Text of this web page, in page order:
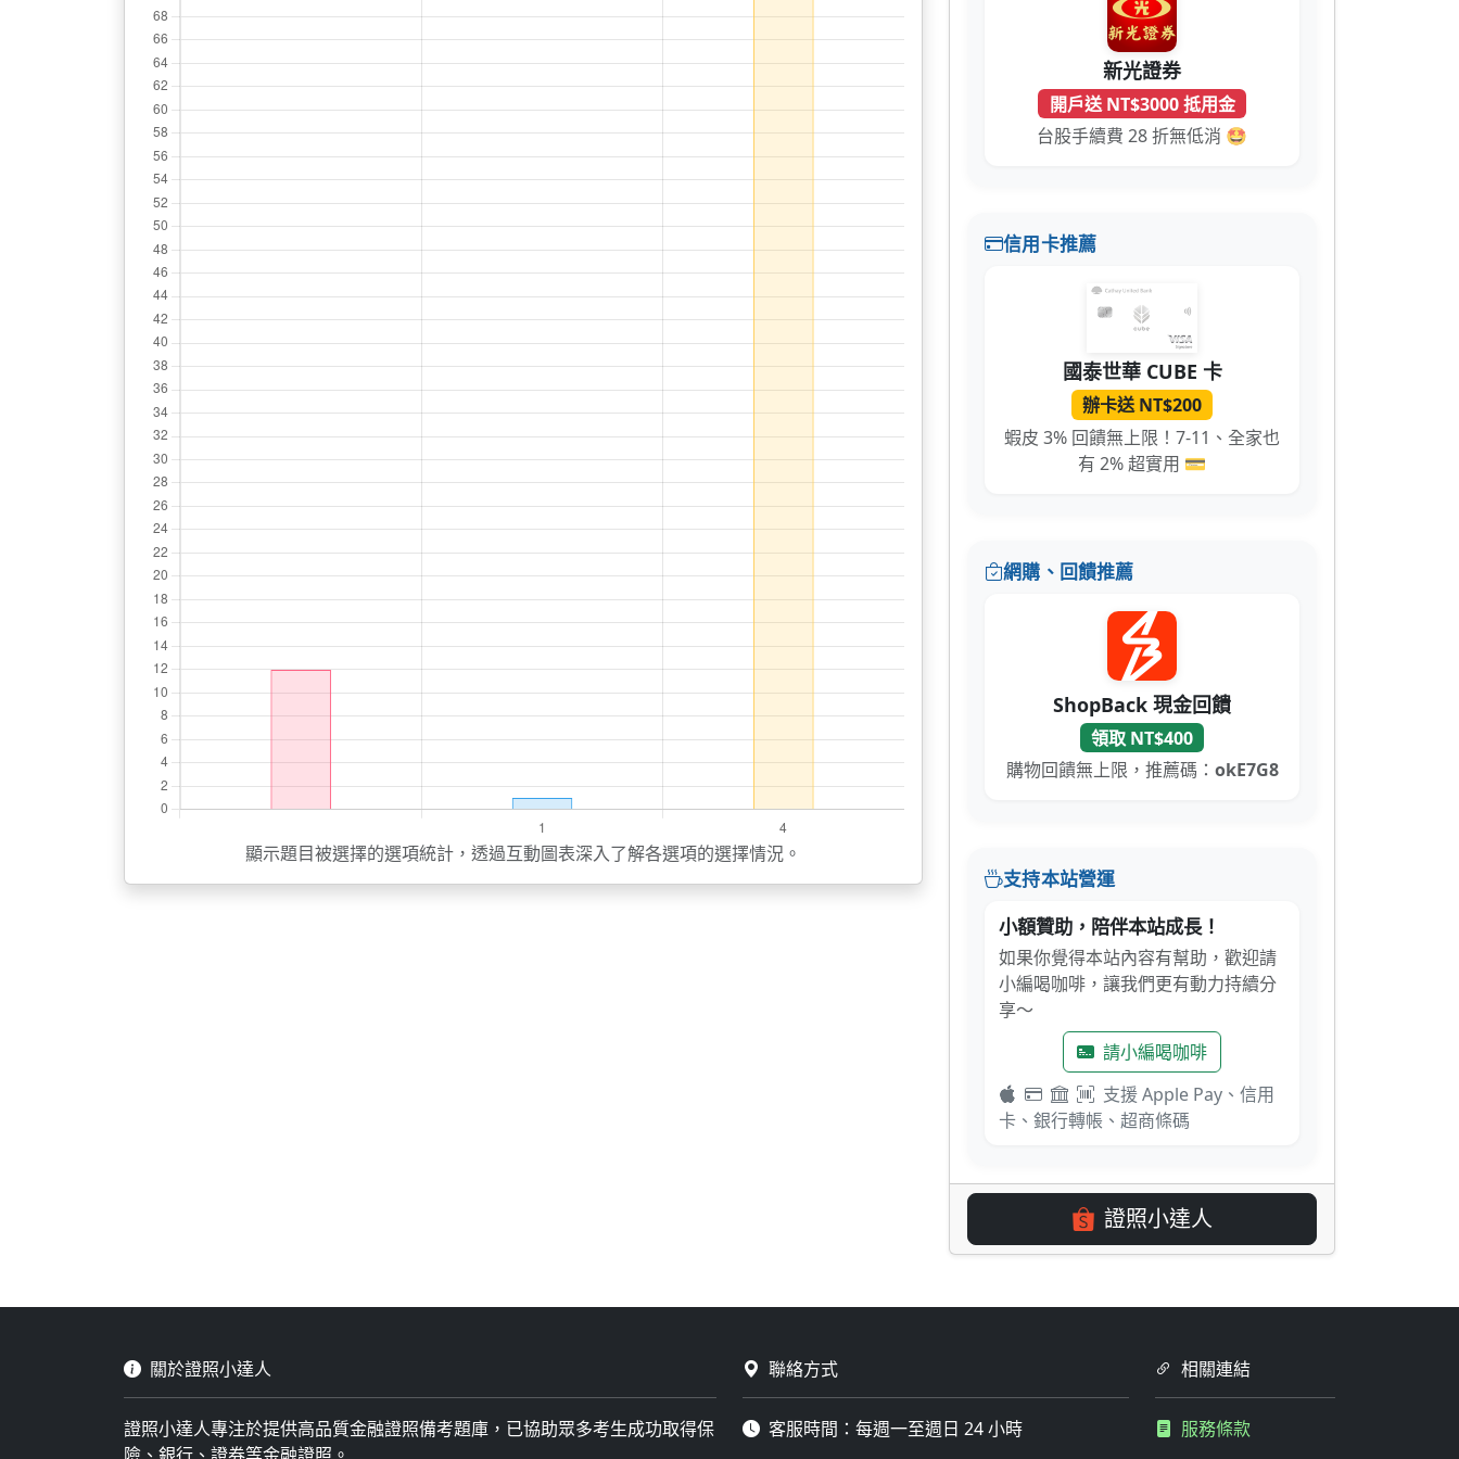
顯示題目被選擇的選項統計，透過互動圖表深入了解各選項的選擇情況。
新光證券
開戶送 NT$3000 抵用金
台股手續費 28 折無低消 🤩
信用卡推薦
國泰世華 CUBE 卡
辦卡送 NT$200
蝦皮 3% 回饋無上限！7-11、全家也
有 2% 超實用 💳
網購、回饋推薦
ShopBack 現金回饋
領取 NT$400
購物回饋無上限，推薦碼： okE7G8
支持本站營運
小額贊助，陪伴本站成長！
如果你覺得本站內容有幫助，歡迎請
小編喝咖啡，讓我們更有動力持續分
享～
請小編喝咖啡
支援 Apple Pay、信用
卡、銀行轉帳、超商條碼
證照小達人
關於證照小達人
證照小達人專注於提供高品質金融證照備考題庫，已協助眾多考生成功取得保
聯絡方式
客服時間：每週一至週日 24 小時
相關連結
服務條款